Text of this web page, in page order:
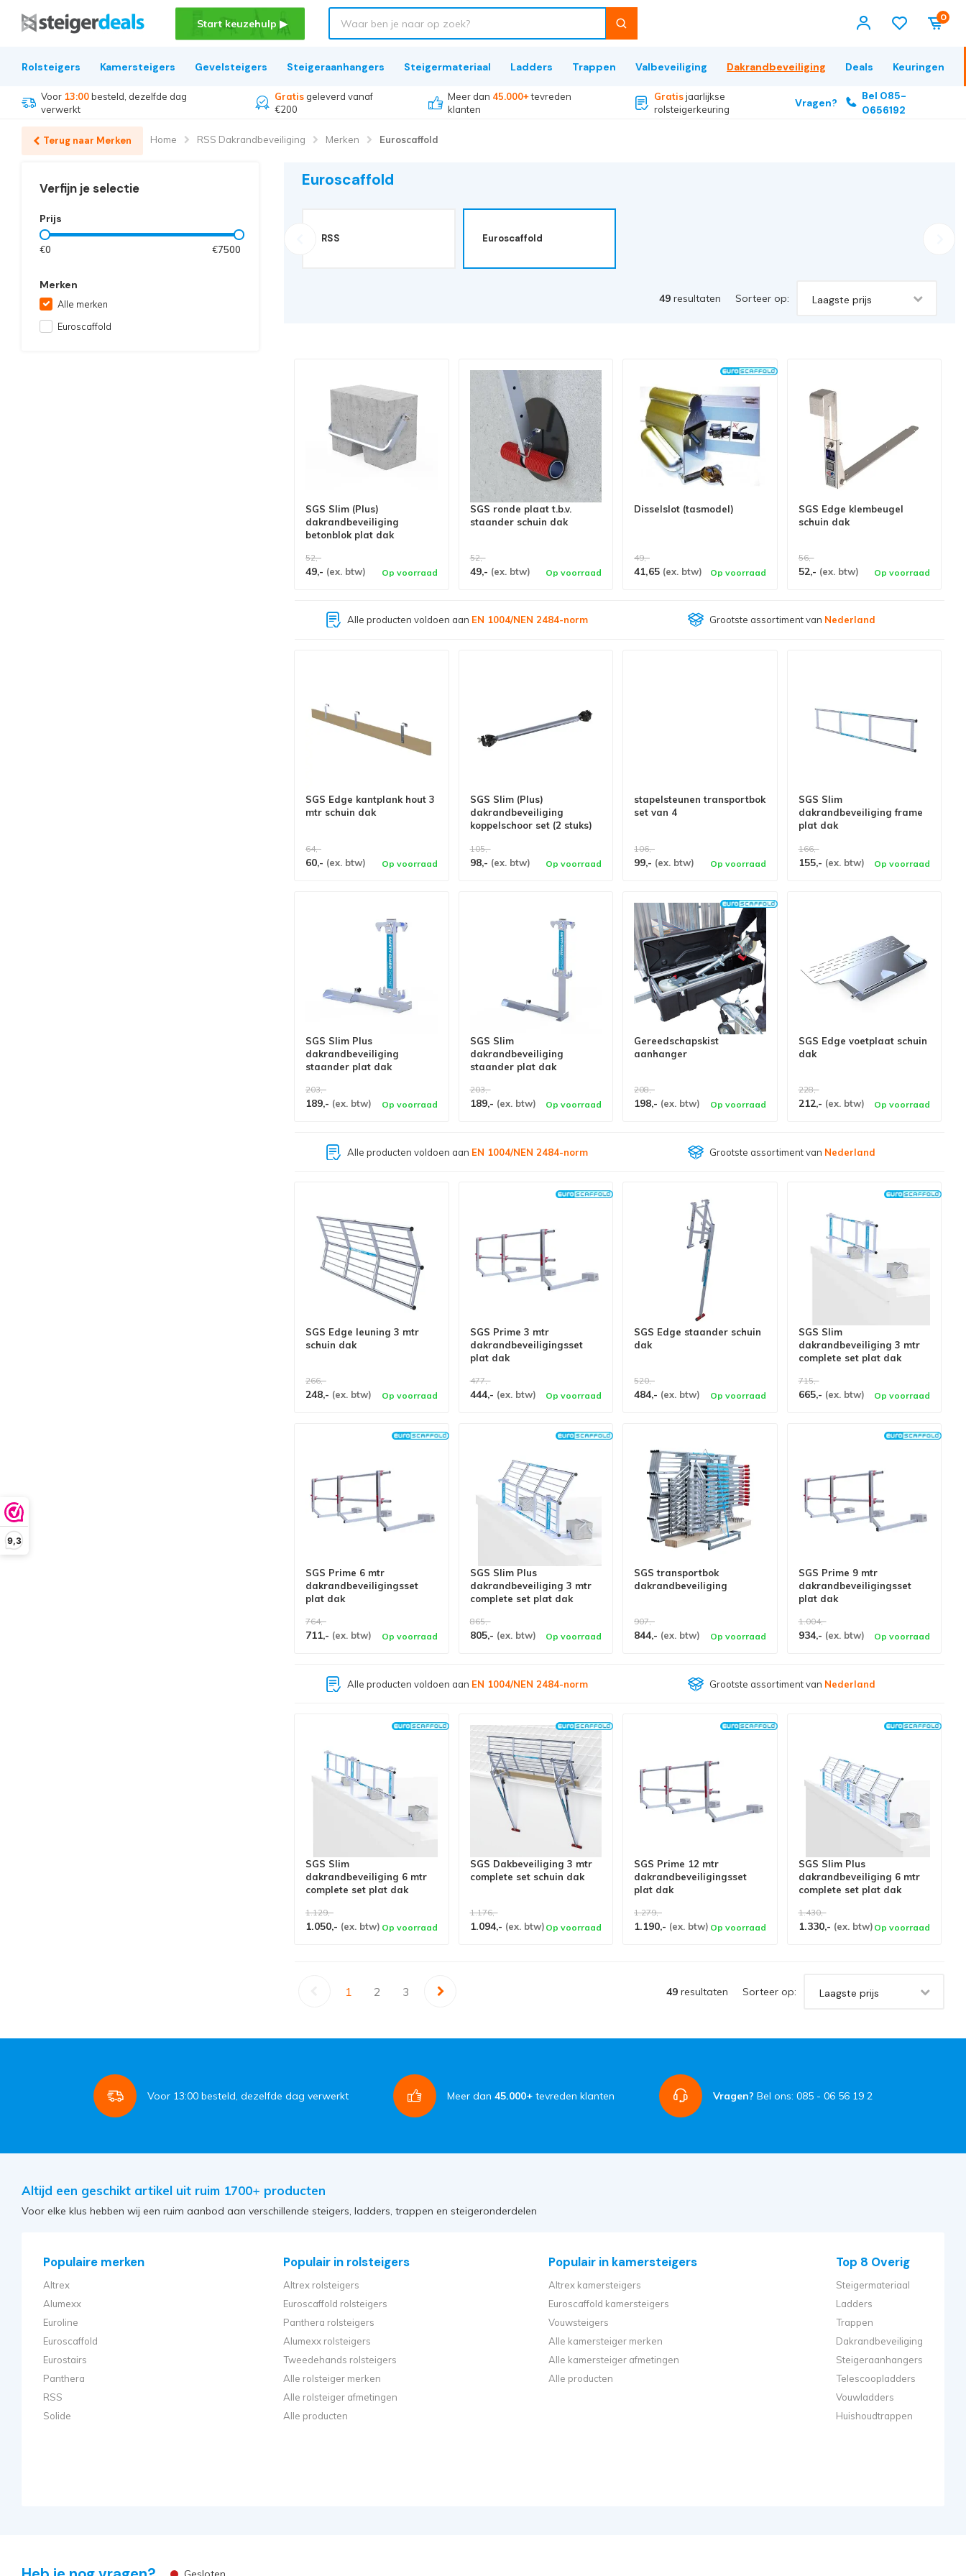
9,3
Start keuzehulp ▶ 0
Rolsteigers Kamersteigers Gevelsteigers Steigeraanhangers Steigermateriaal Ladders Trappen Valbeveiliging Dakrandbeveiliging Deals Keuringen
Voor 13:00besteld, dezelfde dag
verwerkt
Gratis geleverd vanaf
€200
Meer dan 45.000+tevreden
klanten
Gratisjaarlijkse
rolsteigerkeuring
Vragen?
Bel 085-
0656192
Terug naar Merken Home RSS Dakrandbeveiliging Merken Euroscaffold
Verfijn je selectie
Prijs
€0 €7500
Merken
Alle merken
Euroscaffold
Euroscaffold
RSS Euroscaffold
49 resultaten Sorteer op: Laagste prijs
SGS Slim (Plus)
dakrandbeveiliging
betonblok plat dak
52,-
49,- (ex. btw) Op voorraad
SGS ronde plaat t.b.v.
staander schuin dak
52,-
49,- (ex. btw) Op voorraad
Disselslot (tasmodel)
49,-
41,65 (ex. btw) Op voorraad
SGS Edge klembeugel
schuin dak
56,-
52,- (ex. btw) Op voorraad
Grootste assortiment vanNederland Klantenbeoordeling 9,4/10
SGS Edge kantplank hout 3
mtr schuin dak
64,-
60,- (ex. btw) Op voorraad
SGS Slim (Plus)
dakrandbeveiliging
koppelschoor set (2 stuks)
105,-
98,- (ex. btw) Op voorraad
stapelsteunen transportbok
set van 4
106,-
99,- (ex. btw) Op voorraad
SGS Slim
dakrandbeveiliging frame
plat dak
166,-
155,- (ex. btw) Op voorraad
SGS Slim Plus
dakrandbeveiliging
staander plat dak
203,-
189,- (ex. btw) Op voorraad
SGS Slim
dakrandbeveiliging
staander plat dak
203,-
189,- (ex. btw) Op voorraad
Gereedschapskist
aanhanger
208,-
198,- (ex. btw) Op voorraad
SGS Edge voetplaat schuin
dak
228,-
212,- (ex. btw) Op voorraad
Grootste assortiment vanNederland Klantenbeoordeling 9,4/10
SGS Edge leuning 3 mtr
schuin dak
266,-
248,- (ex. btw) Op voorraad
SGS Prime 3 mtr
dakrandbeveiligingsset
plat dak
477,-
444,- (ex. btw) Op voorraad
SGS Edge staander schuin
dak
520,-
484,- (ex. btw) Op voorraad
SGS Slim
dakrandbeveiliging 3 mtr
complete set plat dak
715,-
665,- (ex. btw) Op voorraad
SGS Prime 6 mtr
dakrandbeveiligingsset
plat dak
764,-
711,- (ex. btw) Op voorraad
SGS Slim Plus
dakrandbeveiliging 3 mtr
complete set plat dak
865,-
805,- (ex. btw) Op voorraad
SGS transportbok
dakrandbeveiliging
907,-
844,- (ex. btw) Op voorraad
SGS Prime 9 mtr
dakrandbeveiligingsset
plat dak
1.004,-
934,- (ex. btw) Op voorraad
Grootste assortiment vanNederland Klantenbeoordeling 9,4/10
SGS Slim
dakrandbeveiliging 6 mtr
complete set plat dak
1.129,-
1.050,- (ex. btw) Op voorraad
SGS Dakbeveiliging 3 mtr
complete set schuin dak
1.176,-
1.094,- (ex. btw) Op voorraad
SGS Prime 12 mtr
dakrandbeveiligingsset
plat dak
1.279,-
1.190,- (ex. btw) Op voorraad
SGS Slim Plus
dakrandbeveiliging 6 mtr
complete set plat dak
1.430,-
1.330,- (ex. btw) Op voorraad
1 2 3 49 resultaten Sorteer op: Laagste prijs
Voor 13:00 besteld, dezelfde dag verwerkt Meer dan 45.000+ tevreden klanten Vragen? Bel ons: 085 - 06 56 19 2
Altijd een geschikt artikel uit ruim 1700+ producten
Voor elke klus hebben wij een ruim aanbod aan verschillende steigers, ladders, trappen en steigeronderdelen
Populaire merken
Altrex
Alumexx
Euroline
Euroscaffold
Eurostairs
Panthera
RSS
Solide
Populair in rolsteigers
Altrex rolsteigers
Euroscaffold rolsteigers
Panthera rolsteigers
Alumexx rolsteigers
Tweedehands rolsteigers
Alle rolsteiger merken
Alle rolsteiger afmetingen
Alle producten
Populair in kamersteigers
Altrex kamersteigers
Euroscaffold kamersteigers
Vouwsteigers
Alle kamersteiger merken
Alle kamersteiger afmetingen
Alle producten
Top 8 Overig
Steigermateriaal
Ladders
Trappen
Dakrandbeveiliging
Steigeraanhangers
Telescoopladders
Vouwladders
Huishoudtrappen